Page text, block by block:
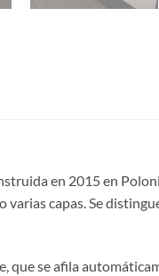
en 2015 en
capas. Se
que se afila